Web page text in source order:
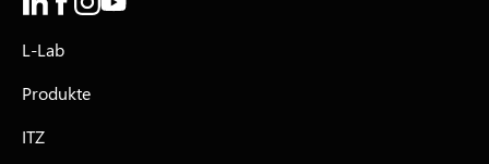
L-Lab
Produkte
ITZ